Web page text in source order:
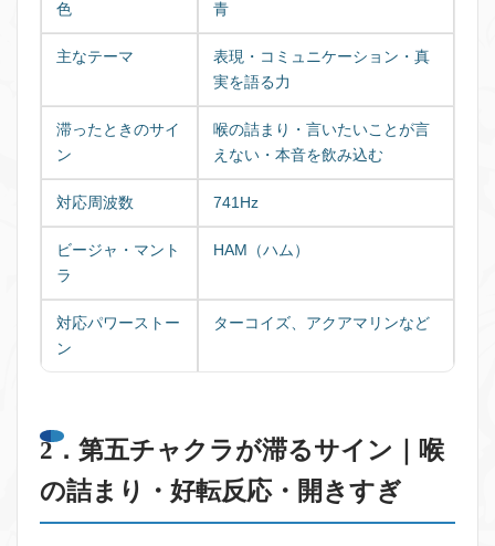
色 青
主なテーマ
表現・コミュニケーション・真
実を語る力
滞ったときのサイ
ン
喉の詰まり・言いたいことが言
えない・本音を飲み込む
対応周波数 741Hz
ビージャ・マント
ラ
HAM（ハム）
対応パワーストー
ン
ターコイズ、アクアマリンなど
2．第五チャクラが滞るサイン｜喉
の詰まり・好転反応・開きすぎ